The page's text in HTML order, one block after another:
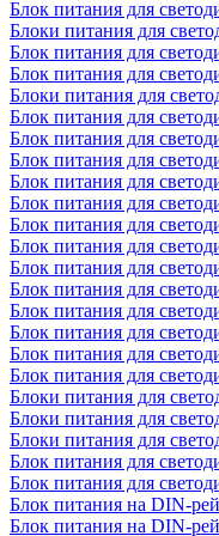
Блок питания для
Блоки питания для
Блок питания для
Блок питания для
Блоки питания для
Блок питания для
Блок питания для
Блок питания для
Блок питания для
Блок питания для
Блок питания для
Блок питания для
Блок питания для
Блок питания для
Блок питания для
Блок питания для
Блок питания для
Блок питания для
Блоки питания для
Блоки питания для
Блоки питания для
Блок питания для
Блок питания для
Блок питания на DIN-
Блок питания на DIN-